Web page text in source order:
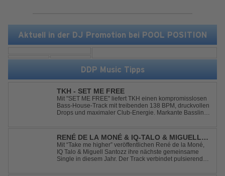
Aktuell in der DJ Promotion bei POOL POSITION
DDP Music Tipps
TKH - SET ME FREE
Mit "SET ME FREE" liefert TKH einen kompromisslosen
Bass-House-Track mit treibenden 138 BPM, druckvollen
Drops und maximaler Club-Energie. Markante Basslines
schraubt. Der Track hat die no...
RENÉ DE LA MONÉ & IQ-TALO & MIGUELL
SANTOZZ - TAKE ME HIGHER
Mit “Take me higher” veröffentlichen René de la Moné,
IQ Talo & Miguell Santozz ihre nächste gemeinsame
Single in diesem Jahr. Der Track verbindet pulsierenden